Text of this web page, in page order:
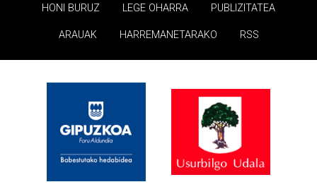
HONI BURUZ LEGE OHARRA PUBLIZITATEA
ARAUAK HARREMANETARAKO RSS